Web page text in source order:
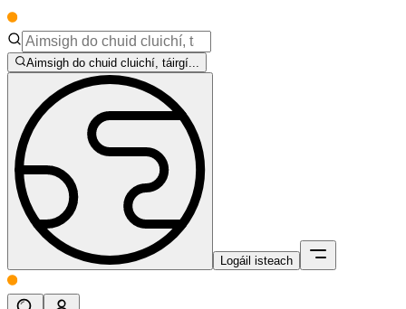
Aimsigh do chuid cluichí, táirgí...
Logáil isteach